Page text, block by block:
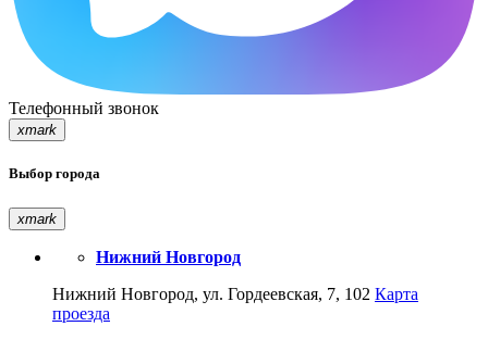
Телефонный звонок
xmark
Выбор города
xmark
Нижний Новгород
Нижний Новгород, ул. Гордеевская, 7, 102 Карта
проезда